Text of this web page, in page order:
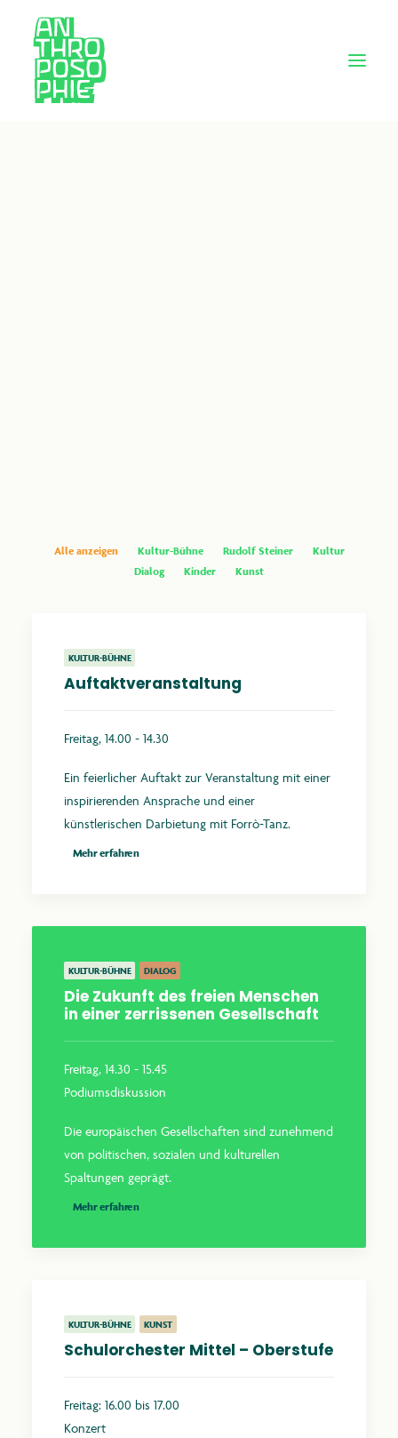
Alle anzeigen Kultur-Bühne Rudolf Steiner
Kultur
Dialog
Kinder Kunst
KULTUR-BÜHNE
Auftaktveranstaltung
Freitag, 14.00 - 14.30
Ein feierlicher Auftakt zur Veranstaltung mit einer
inspirierenden Ansprache und einer
künstlerischen Darbietung mit Forrò-Tanz.
Mehr erfahren
KULTUR-BÜHNE DIALOG
Die Zukunft des freien Menschen
in einer zerrissenen Gesellschaft
Freitag, 14.30 - 15.45
Podiumsdiskussion
Die europäischen Gesellschaften sind zunehmend
von politischen, sozialen und kulturellen
Spaltungen geprägt.
Mehr erfahren
KULTUR-BÜHNE KUNST
Schulorchester Mittel – Oberstufe
Freitag: 16.00 bis 17.00
Konzert